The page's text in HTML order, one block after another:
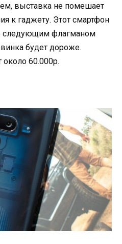
выставка не помешает
к гаджету. Этот смартфон
следующим флагманом
будет дороже.
60.000р.